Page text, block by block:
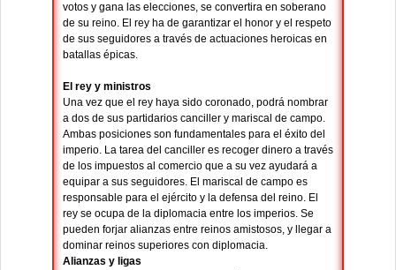
votos y gana las elecciones, se convertira en soberano
de su reino. El rey ha de garantizar el honor y el respeto
de sus seguidores a través de actuaciones heroicas en
batallas épicas.
El rey y ministros
Una vez que el rey haya sido coronado, podrá nombrar
a dos de sus partidarios canciller y mariscal de campo.
Ambas posiciones son fundamentales para el éxito del
imperio. La tarea del canciller es recoger dinero a través
de los impuestos al comercio que a su vez ayudará a
equipar a sus seguidores. El mariscal de campo es
responsable para el ejército y la defensa del reino. El
rey se ocupa de la diplomacia entre los imperios. Se
pueden forjar alianzas entre reinos amistosos, y llegar a
dominar reinos superiores con diplomacia.
Alianzas y ligas